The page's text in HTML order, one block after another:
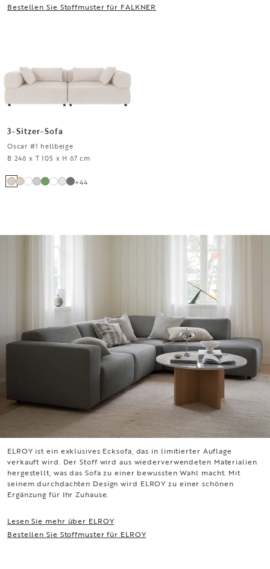
Bestellen Sie Stoffmuster für FALKNER
3-Sitzer-Sofa
Oscar #1 hellbeige
B 246 x T 105 x H 67 cm
+44
ELROY
ELROY ist ein exklusives Ecksofa, das in limitierter Auflage
verkauft wird. Der Stoff wird aus wiederverwendeten Materialien
hergestellt, was das Sofa zu einer bewussten Wahl macht. Mit
seinem durchdachten Design wird ELROY zu einer schönen
Ergänzung für Ihr Zuhause.
Lesen Sie mehr über ELROY
Bestellen Sie Stoffmuster für ELROY